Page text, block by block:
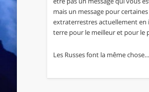
mais un message pour
extraterrestres actuellement en
terre pour le meilleur et pour le
Les Russes font la même chose…